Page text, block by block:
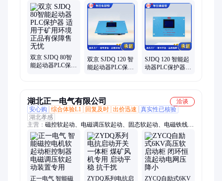
压器、控制器、保护器、信号灯、接线盒、打磨机、输送机、显
模块、凿岩机、切轨机、摄像仪、标识卡、调整机、手持机、控
制箱、捣固镐、风速表、拨道机、破碎机
双京 SJDQ 80智
能起动器PLC保护
双京 SJDQ 120 智
能起动器PLC保护
SJDQ 120 智能起
动器PLC保护器
湖北正一电气有限公司
洽谈
安心购
综合体验L1 回复及时 出价迅速
真实性已核验
湖北孝感
主营： 磁控软起动、电磁调压软起动、固态软起动、电磁铁线圈
定制、高低压配电柜
正一电气 智能磁
ZYDQ系列电抗启
ZYCQ自励式6KV